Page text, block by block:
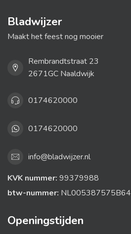
Bladwijzer
Maakt het feest nog mooier
Rembrandtstraat 23
2671GC Naaldwijk
0174620000
0174620000
info@bladwijzer.nl
KVK nummer: 99379988
btw-nummer: NL005387575B64
Openingstijden